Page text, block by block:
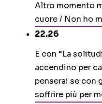
Altro momento
cuore / Non ho
22.26
E con “La
accendino per
penserai se con
soffrire più per